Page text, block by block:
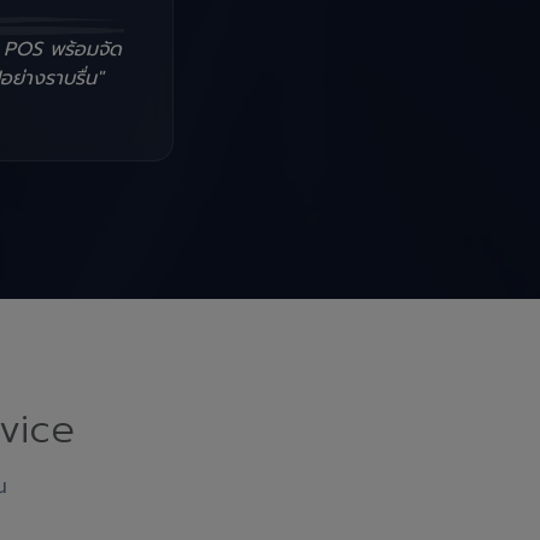
พร้อมจัด
ย่างราบรื่น"